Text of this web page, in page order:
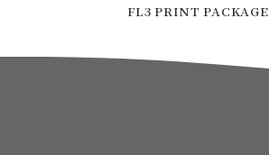
FL3 PRINT PACKAGE